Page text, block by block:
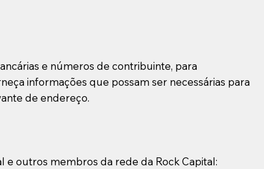
e números de contribuinte, para
informações que possam ser necessárias para
de endereço.
e outros membros da rede da Rock Capital: